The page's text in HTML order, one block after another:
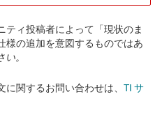
ティ投稿者によって「現状のま
様の追加を意図するものではあ
。
関するお問い合わせは、 TI サ